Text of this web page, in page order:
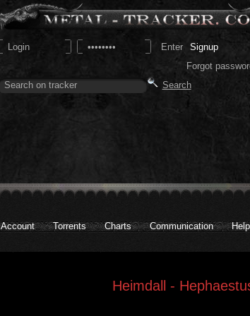
Signup
Forgot
Account Torrents Charts Communication Help
Heimdall -